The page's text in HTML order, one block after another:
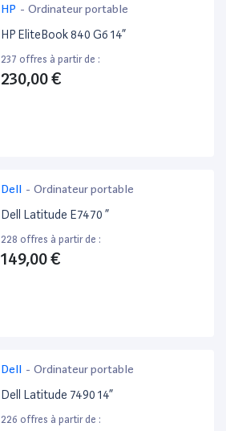
HP - Ordinateur portable
HP EliteBook 840 G6 14”
237 offres à partir de :
230,00 €
Dell - Ordinateur portable
Dell Latitude E7470 ”
228 offres à partir de :
149,00 €
Dell - Ordinateur portable
Dell Latitude 7490 14”
226 offres à partir de :